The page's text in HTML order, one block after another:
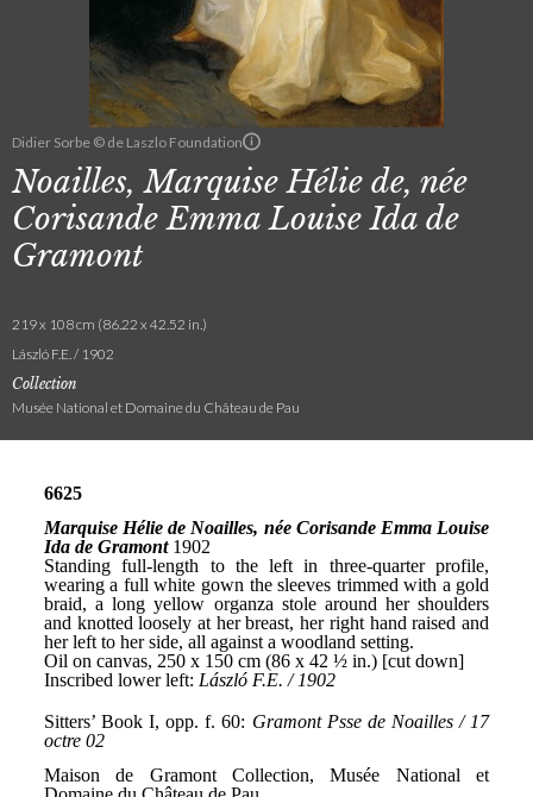
Didier Sorbe © de Laszlo Foundation
Noailles, Marquise Hélie de, née
Corisande Emma Louise Ida de
Gramont
219 x 108 cm (86.22 x 42.52 in.)
László F.E. / 1902
Collection
Musée National et Domaine du Château de Pau